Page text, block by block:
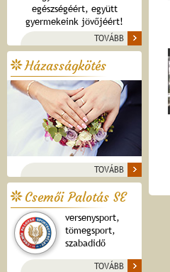
egészségéért, együtt
gyermekeink jövőjéért!
TOVÁBB
Házasságkötés
TOVÁBB
Csemői Palotás SE
versenysport,
tömegsport,
szabadidő
TOVÁBB